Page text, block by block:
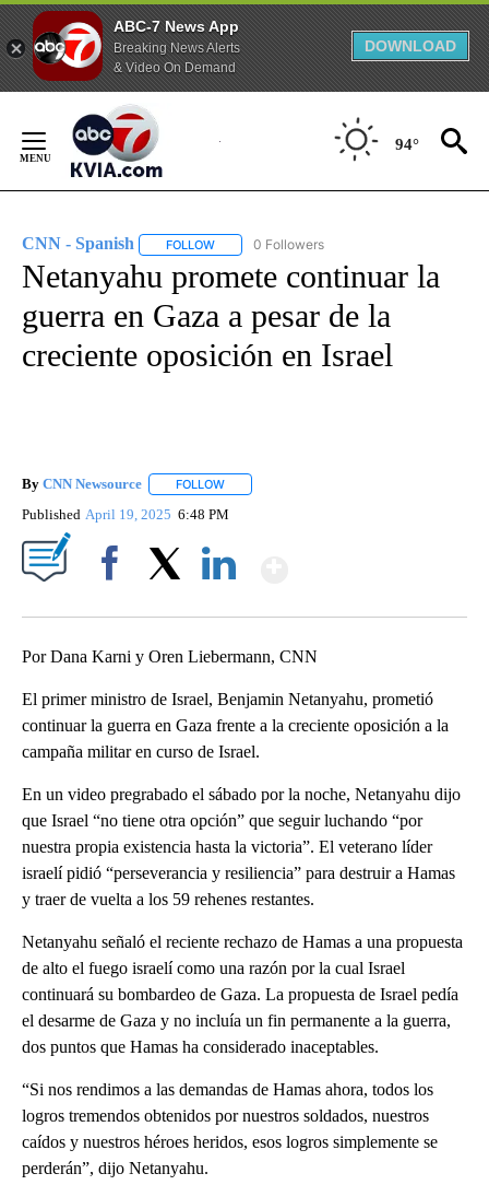
ABC-7 News App
Breaking News Alerts
& Video On Demand
DOWNLOAD
Content
94°
CNN - Spanish FOLLOW FOLLOW "CNN - SPANISH" TO RECEIVE
0 Followers
Netanyahu promete continuar la
guerra en Gaza a pesar de la
creciente oposición en Israel
By CNN Newsource FOLLOW
Published April 19, 2025 6:48 PM
Por Dana Karni y Oren Liebermann, CNN
El primer ministro de Israel, Benjamin Netanyahu, prometió
continuar la guerra en Gaza frente a la creciente oposición a la
campaña militar en curso de Israel.
En un video pregrabado el sábado por la noche, Netanyahu dijo
que Israel “no tiene otra opción” que seguir luchando “por
nuestra propia existencia hasta la victoria”. El veterano líder
israelí pidió “perseverancia y resiliencia” para destruir a Hamas
y traer de vuelta a los 59 rehenes restantes.
Netanyahu señaló el reciente rechazo de Hamas a una propuesta
de alto el fuego israelí como una razón por la cual Israel
continuará su bombardeo de Gaza. La propuesta de Israel pedía
el desarme de Gaza y no incluía un fin permanente a la guerra,
dos puntos que Hamas ha considerado inaceptables.
“Si nos rendimos a las demandas de Hamas ahora, todos los
logros tremendos obtenidos por nuestros soldados, nuestros
caídos y nuestros héroes heridos, esos logros simplemente se
perderán”, dijo Netanyahu.